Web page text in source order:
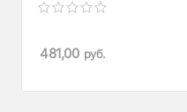
481,00 руб.